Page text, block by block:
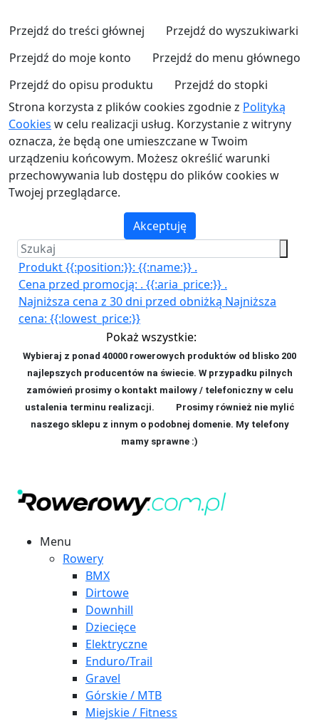
Przejdź do treści głównej
Przejdź do wyszukiwarki
Przejdź do moje konto
Przejdź do menu głównego
Przejdź do opisu produktu
Przejdź do stopki
Strona korzysta z plików cookies zgodnie z Polityką
Cookies w celu realizacji usług. Korzystanie z witryny
oznacza, że będą one umieszczane w Twoim
urządzeniu końcowym. Możesz określić warunki
przechowywania lub dostępu do plików cookies w
Twojej przeglądarce.
Akceptuję
Produkt {{:position:}}: {{:name:}} .
Cena przed promocją: . {{:aria_price:}} .
Najniższa cena z 30 dni przed obniżką Najniższa
cena: {{:lowest_price:}}
Pokaż wszystkie:
Wybieraj z ponad 40000 rowerowych produktów od blisko 200
najlepszych producentów na świecie. W przypadku pilnych
zamówień prosimy o kontakt mailowy / telefoniczny w celu
ustalenia terminu realizacji. Prosimy również nie mylić
naszego sklepu z innym o podobnej domenie. My telefony
mamy sprawne :)
Menu
Rowery
BMX
Dirtowe
Downhill
Dziecięce
Elektryczne
Enduro/Trail
Gravel
Górskie / MTB
Miejskie / Fitness